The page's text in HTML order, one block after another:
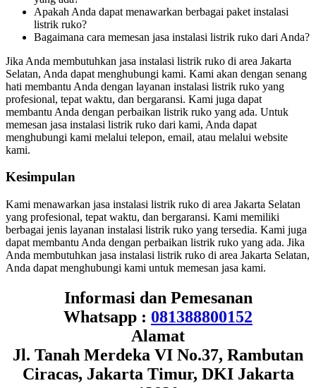
Apakah Anda dapat menawarkan berbagai paket instalasi
listrik ruko?
Bagaimana cara memesan jasa instalasi listrik ruko dari Anda?
Jika Anda membutuhkan jasa instalasi listrik ruko di area Jakarta
Selatan, Anda dapat menghubungi kami. Kami akan dengan senang
hati membantu Anda dengan layanan instalasi listrik ruko yang
profesional, tepat waktu, dan bergaransi. Kami juga dapat
membantu Anda dengan perbaikan listrik ruko yang ada. Untuk
memesan jasa instalasi listrik ruko dari kami, Anda dapat
menghubungi kami melalui telepon, email, atau melalui website
kami.
Kesimpulan
Kami menawarkan jasa instalasi listrik ruko di area Jakarta Selatan
yang profesional, tepat waktu, dan bergaransi. Kami memiliki
berbagai jenis layanan instalasi listrik ruko yang tersedia. Kami juga
dapat membantu Anda dengan perbaikan listrik ruko yang ada. Jika
Anda membutuhkan jasa instalasi listrik ruko di area Jakarta Selatan,
Anda dapat menghubungi kami untuk memesan jasa kami.
Informasi dan Pemesanan
Whatsapp : 081388800152
Alamat
Jl. Tanah Merdeka VI No.37, Rambutan
Ciracas, Jakarta Timur, DKI Jakarta